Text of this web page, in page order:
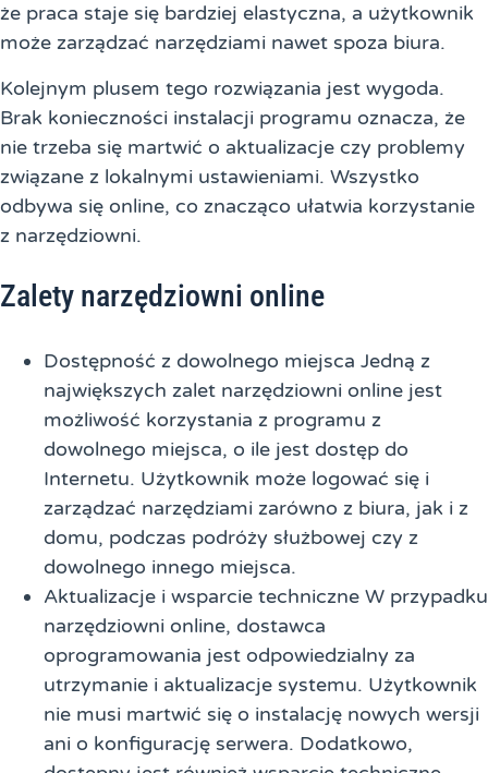
że praca staje się bardziej elastyczna, a użytkownik
może zarządzać narzędziami nawet spoza biura.
Kolejnym plusem tego rozwiązania jest wygoda.
Brak konieczności instalacji programu oznacza, że
nie trzeba się martwić o aktualizacje czy problemy
związane z lokalnymi ustawieniami. Wszystko
odbywa się online, co znacząco ułatwia korzystanie
z narzędziowni.
Zalety narzędziowni online
Dostępność z dowolnego miejsca Jedną z
największych zalet narzędziowni online jest
możliwość korzystania z programu z
dowolnego miejsca, o ile jest dostęp do
Internetu. Użytkownik może logować się i
zarządzać narzędziami zarówno z biura, jak i z
domu, podczas podróży służbowej czy z
dowolnego innego miejsca.
Aktualizacje i wsparcie techniczne W przypadku
narzędziowni online, dostawca
oprogramowania jest odpowiedzialny za
utrzymanie i aktualizacje systemu. Użytkownik
nie musi martwić się o instalację nowych wersji
ani o konfigurację serwera. Dodatkowo,